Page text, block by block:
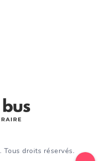
. Tous droits réservés.